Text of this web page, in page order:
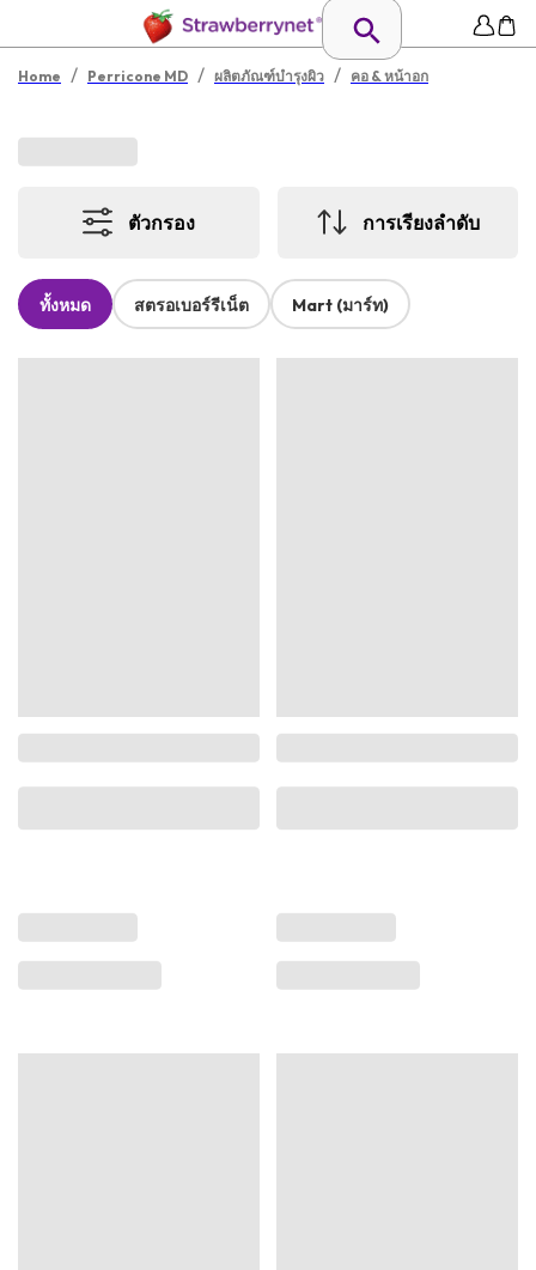
Home / Perricone MD / ผลิตภัณฑ์บำรุงผิว / คอ & หน้าอก
ตัวกรอง การเรียงลำดับ
ทั้งหมด สตรอเบอร์รีเน็ต Mart (มาร์ท)